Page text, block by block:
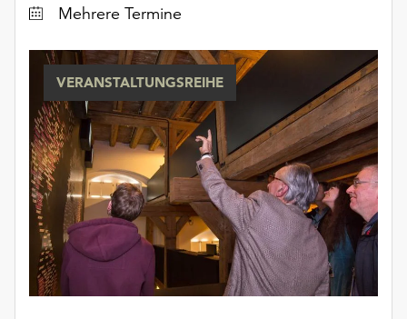
DatumMehrere Termine
VERANSTALTUNGSREIHE